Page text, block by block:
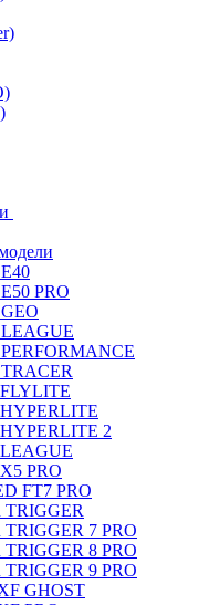
PRO
2
PRO
FT7 PRO
7 PRO
8 PRO
9 PRO
GHOST